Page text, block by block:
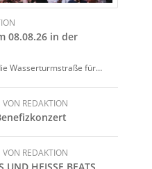
08.08.26 in der
Wasserturmstraße für…
VON REDAKTION
VON REDAKTION